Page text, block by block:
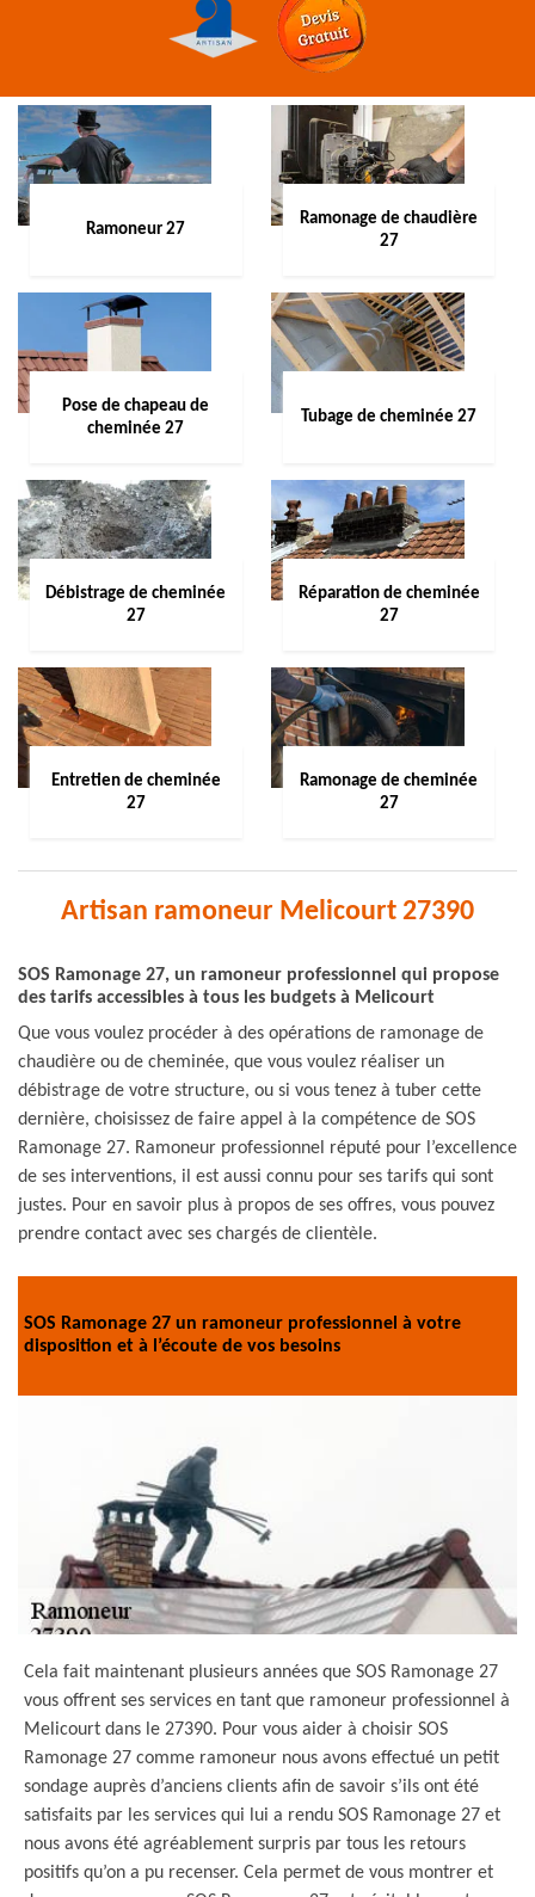
Ramoneur 27
Ramonage de chaudière
27
Pose de chapeau de
cheminée 27
Tubage de cheminée 27
Débistrage de cheminée
27
Réparation de cheminée
27
Entretien de cheminée
27
Ramonage de cheminée
27
Artisan ramoneur Melicourt 27390
SOS Ramonage 27, un ramoneur professionnel qui propose
des tarifs accessibles à tous les budgets à Melicourt
Que vous voulez procéder à des opérations de ramonage de
chaudière ou de cheminée, que vous voulez réaliser un
débistrage de votre structure, ou si vous tenez à tuber cette
dernière, choisissez de faire appel à la compétence de SOS
Ramonage 27. Ramoneur professionnel réputé pour l’excellence
de ses interventions, il est aussi connu pour ses tarifs qui sont
justes. Pour en savoir plus à propos de ses offres, vous pouvez
prendre contact avec ses chargés de clientèle.
SOS Ramonage 27 un ramoneur professionnel à votre
disposition et à l’écoute de vos besoins
Cela fait maintenant plusieurs années que SOS Ramonage 27
vous offrent ses services en tant que ramoneur professionnel à
Melicourt dans le 27390. Pour vous aider à choisir SOS
Ramonage 27 comme ramoneur nous avons effectué un petit
sondage auprès d’anciens clients afin de savoir s’ils ont été
satisfaits par les services qui lui a rendu SOS Ramonage 27 et
nous avons été agréablement surpris par tous les retours
positifs qu’on a pu recenser. Cela permet de vous montrer et